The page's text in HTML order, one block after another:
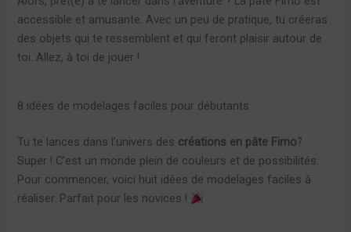
accessible et amusante. Avec un peu de pratique, tu créeras
des objets qui te ressemblent et qui feront plaisir autour de
toi. Allez, à toi de jouer !
8 idées de modelages faciles pour débutants
Tu te lances dans l’univers des créations en pâte Fimo?
Super ! C’est un monde plein de couleurs et de possibilités.
Pour commencer, voici huit idées de modelages faciles à
réaliser. Parfait pour les novices !